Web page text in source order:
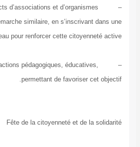
– Mise en contacts d’associations et
dans une démarche similaire, en
de réseau pour renforcer cette
– Toutes autres actions pédagogiques,
permettant de favoriser
Fête de la citoyenneté et de